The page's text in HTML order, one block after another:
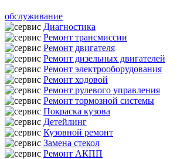
обслуживание
Диагностика
Ремонт трансмиссии
Ремонт двигателя
Ремонт дизельных двигателей
Ремонт электрооборудования
Ремонт ходовой
Ремонт рулевого управления
Ремонт тормозной системы
Покраска кузова
Детейлинг
Кузовной ремонт
Замена стекол
Ремонт АКПП